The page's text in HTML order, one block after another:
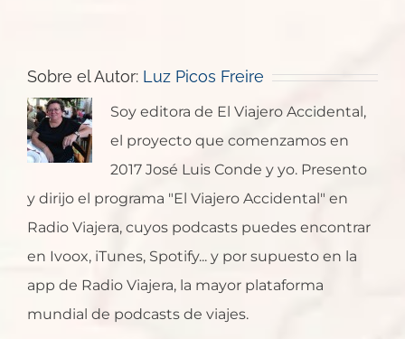
Sobre el Autor: Luz Picos Freire
Soy editora de El Viajero Accidental,
el proyecto que comenzamos en
2017 José Luis Conde y yo. Presento
y dirijo el programa "El Viajero Accidental" en
Radio Viajera, cuyos podcasts puedes encontrar
en Ivoox, iTunes, Spotify... y por supuesto en la
app de Radio Viajera, la mayor plataforma
mundial de podcasts de viajes.